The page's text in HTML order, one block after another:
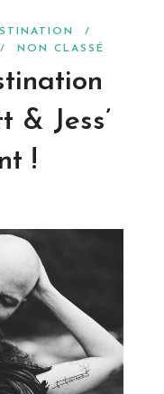
/
NON CLASSÉ
& Jess’
!